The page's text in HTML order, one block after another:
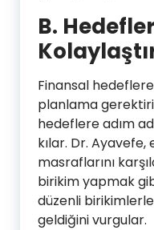
B.
Finansal
planlama
hedeflere adım
kılar. Dr.
masraflarını
birikim yapmak
düzenli
geldiğini vurgular.